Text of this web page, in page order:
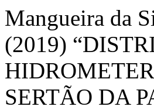
Mangueira da
(2019)
SERTÃO DA